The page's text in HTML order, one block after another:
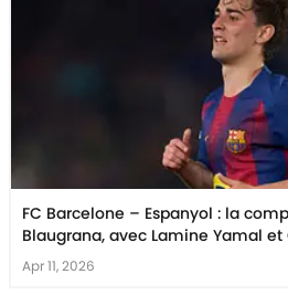
FC Barcelone – Espanyol : la
Blaugrana, avec Lamine Yamal
Apr 11, 2026